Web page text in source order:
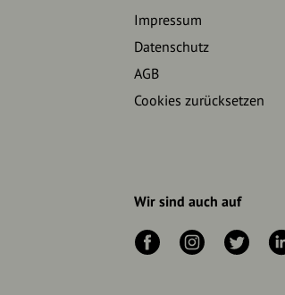
Impressum
Datenschutz
AGB
Cookies zurücksetzen
Wir sind auch auf